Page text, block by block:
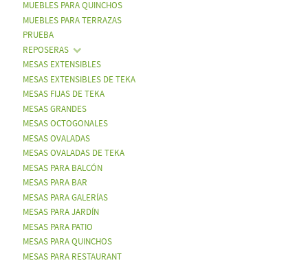
MUEBLES PARA QUINCHOS
MUEBLES PARA TERRAZAS
PRUEBA
REPOSERAS
MESAS EXTENSIBLES
MESAS EXTENSIBLES DE TEKA
MESAS FIJAS DE TEKA
MESAS GRANDES
MESAS OCTOGONALES
MESAS OVALADAS
MESAS OVALADAS DE TEKA
MESAS PARA BALCÓN
MESAS PARA BAR
MESAS PARA GALERÍAS
MESAS PARA JARDÍN
MESAS PARA PATIO
MESAS PARA QUINCHOS
MESAS PARA RESTAURANT